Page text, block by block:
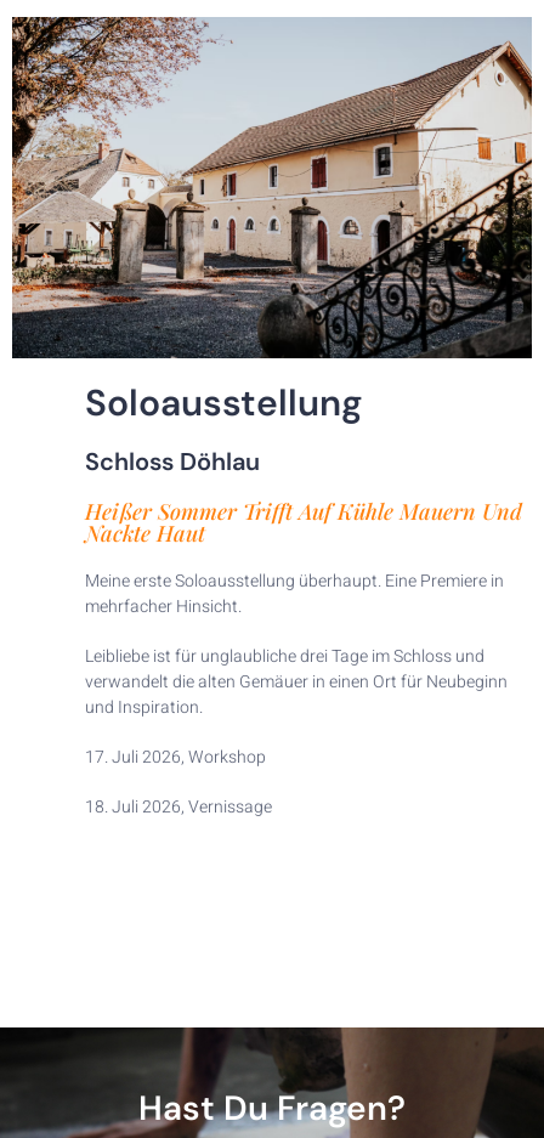
Soloausstellung
Schloss Döhlau
Heißer Sommer Trifft Auf Kühle Mauern Und
Nackte Haut
Meine erste Soloausstellung überhaupt. Eine Premiere in
mehrfacher Hinsicht.
Leibliebe ist für unglaubliche drei Tage im Schloss und
verwandelt die alten Gemäuer in einen Ort für Neubeginn
und Inspiration.
17. Juli 2026, Workshop
18. Juli 2026, Vernissage
Hast Du Fragen?